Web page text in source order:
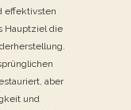
effektivsten
Hauptziel die
aber
und